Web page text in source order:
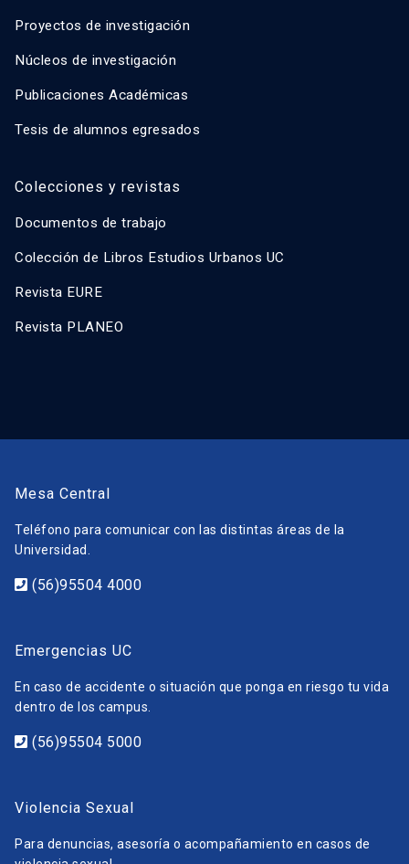
Proyectos de investigación
Núcleos de investigación
Publicaciones Académicas
Tesis de alumnos egresados
Colecciones y revistas
Documentos de trabajo
Colección de Libros Estudios Urbanos UC
Revista EURE
Revista PLANEO
Mesa Central
Teléfono para comunicar con las distintas áreas de la
Universidad.
(56)95504 4000
Emergencias UC
En caso de accidente o situación que ponga en riesgo tu vida
dentro de los campus.
(56)95504 5000
Violencia Sexual
Para denuncias, asesoría o acompañamiento en casos de